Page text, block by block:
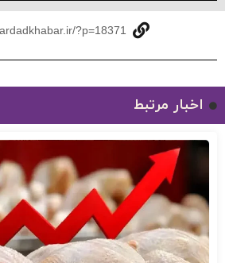
pardadkhabar.ir/?p=18371
اخبار مرتبط